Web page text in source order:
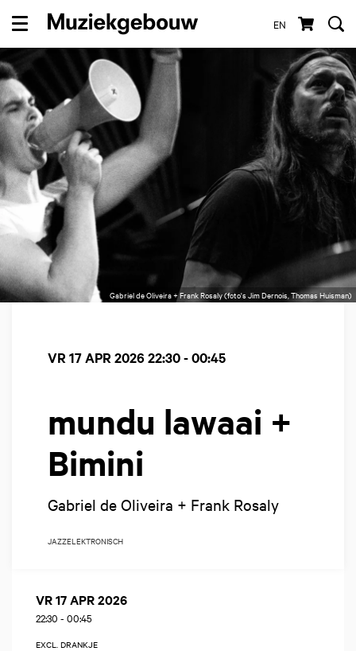
EN
Menu
Gabriel de Oliveira + Frank Rosaly (foto's Jim Dernois, Thomas Huisman)
mundu lawaai +
Bimini
Gabriel de Oliveira + Frank Rosaly
VR 17 APR 2026 22:30 - 00:45
JAZZELEKTRONISCH
VR 17 APR 2026
22:30 - 00:45
EXCL. DRANKJE